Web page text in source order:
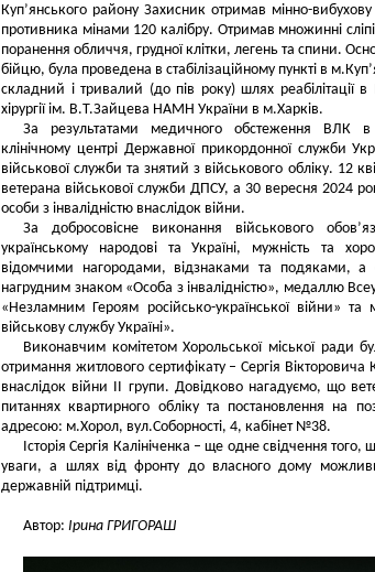
Куп’янського району Захисник отримав мінно-вибухову
противника мінами 120 калібру. Отримав множинні
поранення обличчя, грудної клітки, легень та спини.
бійцю, була проведена в стабілізаційному пункті в
складний і тривалий (до пів року) шлях реабілітації в
хірургії ім. В.Т.Зайцева НАМН України в м.Харків.
За результатами медичного обстеження ВЛК в
клінічному центрі Державної прикордонної служби
військової служби та знятий з військового обліку. 12
ветерана військової служби ДПСУ, а 30 вересня 2024
особи з інвалідністю внаслідок війни.
За добросовісне виконання військового
українському народові та Україні, мужність та
відомчими нагородами, відзнаками та подяками,
нагрудним знаком «Особа з інвалідністю», медаллю
«Незламним Героям російсько-української війни»
військову службу Україні».
Виконавчим комітетом Хорольської міської ради
отримання житлового сертифікату – Сергія Вікторовича
внаслідок війни ІІ групи. Довідково нагадуємо, що
питаннях квартирного обліку та постановлення на
адресою: м.Хорол, вул.Соборності, 4, кабінет №38.
Історія Сергія Калініченка – ще одне свідчення
уваги, а шлях від фронту до власного дому
державній підтримці.
Автор: Ірина ГРИГОРАШ